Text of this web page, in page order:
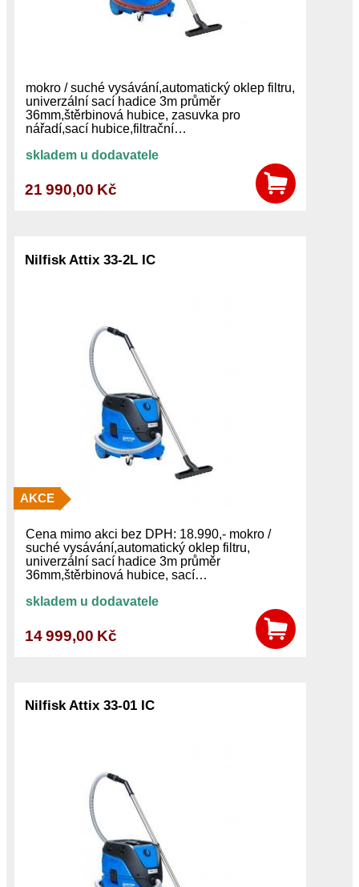
mokro / suché vysávání,automatický oklep filtru,
univerzální sací hadice 3m průměr
36mm,štěrbinová hubice, zasuvka pro
nářadí,sací hubice,filtrační…
skladem u dodavatele
21 990,00 Kč
Nilfisk Attix 33-2L IC
AKCE
Cena mimo akci bez DPH: 18.990,- mokro /
suché vysávání,automatický oklep filtru,
univerzální sací hadice 3m průměr
36mm,štěrbinová hubice, sací…
skladem u dodavatele
14 999,00 Kč
Nilfisk Attix 33-01 IC